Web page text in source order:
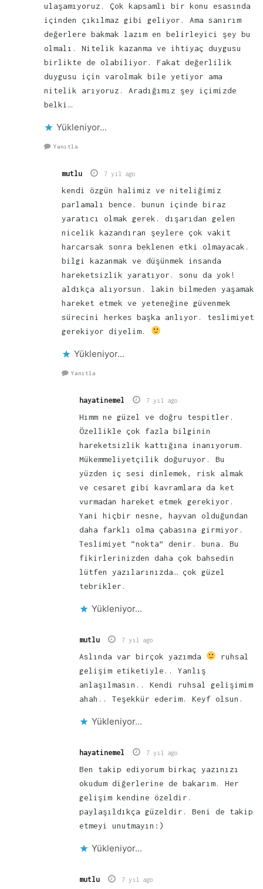
ulaşamıyoruz. Çok kapsamlı bir konu esasında
içinden çıkılmaz gibi geliyor. Ama sanırım
değerlere bakmak lazım en belirleyici şey bu
olmalı. Nitelik kazanma ve ihtiyaç duygusu
birlikte de olabiliyor. Fakat değerlilik
duygusu için varolmak bile yetiyor ama
nitelik arıyoruz. Aradığımız şey içimizde
belki…
Yükleniyor...
Yanıtla
mutlu 7 yıl ago
kendi özgün halimiz ve niteliğimiz
parlamalı bence. bunun içinde biraz
yaratıcı olmak gerek. dışarıdan gelen
nicelik kazandıran şeylere çok vakit
harcarsak sonra beklenen etki olmayacak.
bilgi kazanmak ve düşünmek insanda
hareketsizlik yaratıyor. sonu da yok!
aldıkça alıyorsun. lakin bilmeden yaşamak
hareket etmek ve yeteneğine güvenmek
sürecini herkes başka anlıyor. teslimiyet
gerekiyor diyelim.
Yükleniyor...
Yanıtla
hayatinemel 7 yıl ago
Hımm ne güzel ve doğru tespitler.
Özellikle çok fazla bilginin
hareketsizlik kattığına inanıyorum.
Mükemmeliyetçilik doğuruyor. Bu
yüzden iç sesi dinlemek, risk almak
ve cesaret gibi kavramlara da ket
vurmadan hareket etmek gerekiyor.
Yani hiçbir nesne, hayvan olduğundan
daha farklı olma çabasına girmiyor.
Teslimiyet “nokta” denir. buna. Bu
fikirlerinizden daha çok bahsedin
lütfen yazılarınızda… çok güzel
tebrikler.
Yükleniyor...
mutlu 7 yıl ago
Aslında var birçok yazımda
ruhsal
gelişim etiketiyle.. Yanlış
anlaşılmasın.. Kendi ruhsal gelişimim
ahah.. Teşekkür ederim. Keyf olsun.
Yükleniyor...
hayatinemel 7 yıl ago
Ben takip ediyorum birkaç yazınızı
okudum diğerlerine de bakarım. Her
gelişim kendine özeldir.
paylaşıldıkça güzeldir. Beni de takip
etmeyi unutmayın:)
Yükleniyor...
mutlu 7 yıl ago